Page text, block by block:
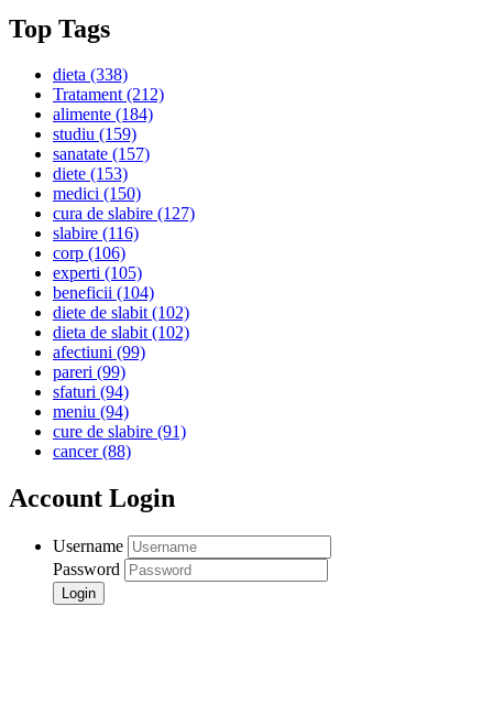
Top Tags
dieta (338)
Tratament(212)
alimente (184)
studiu (159)
sanatate (157)
diete (153)
medici (150)
cura de slabire (127)
slabire (116)
corp (106)
experti (105)
beneficii (104)
diete de slabit(102)
dieta de slabit(102)
afectiuni (99)
pareri (99)
sfaturi (94)
meniu (94)
cure de slabire (91)
cancer(88)
Account Login
Username
Password